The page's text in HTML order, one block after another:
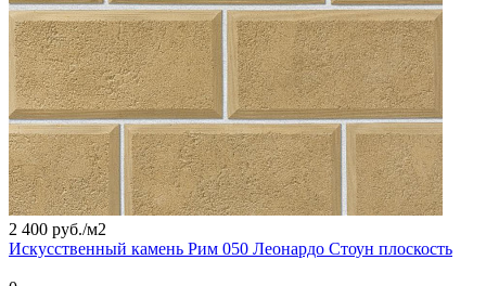
2 400 руб./м2
Искусственный камень Рим 050 Леонардо Стоун плоскость